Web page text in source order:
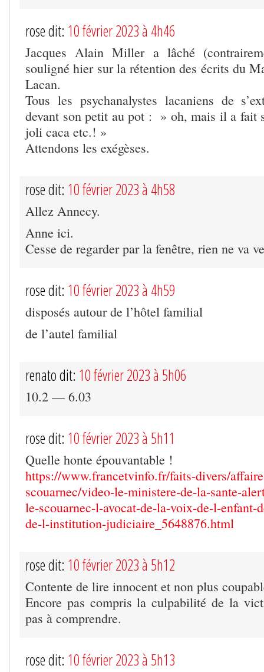
rose dit: 10 février 2023 à 4h46
Jacques Alain Miller a lâché
souligné hier sur la rétention des écrits du
Lacan.
Tous les psychanalystes lacaniens de
devant son petit au pot : » oh, mais il a fait
joli caca etc.! »
Attendons les exégèses.
rose dit: 10 février 2023 à 4h58
Allez Annecy.
Anne ici.
Cesse de regarder par la fenêtre, rien ne va
rose dit: 10 février 2023 à 4h59
disposés autour de l’hôtel familial
de l’autel familial
renato dit: 10 février 2023 à 5h06
10.2 — 6.03
rose dit: 10 février 2023 à 5h11
Quelle honte épouvantable !
https://www.francetvinfo.fr/faits-divers/
scouarnec/video-le-ministere-de-la-sante-
le-scouarnec-l-avocat-de-la-voix-de-l-enfant-
de-l-institution-judiciaire_5648876.html
rose dit: 10 février 2023 à 5h12
Contente de lire innocent et non plus
Encore pas compris la culpabilité de la
pas à comprendre.
rose dit: 10 février 2023 à 5h13